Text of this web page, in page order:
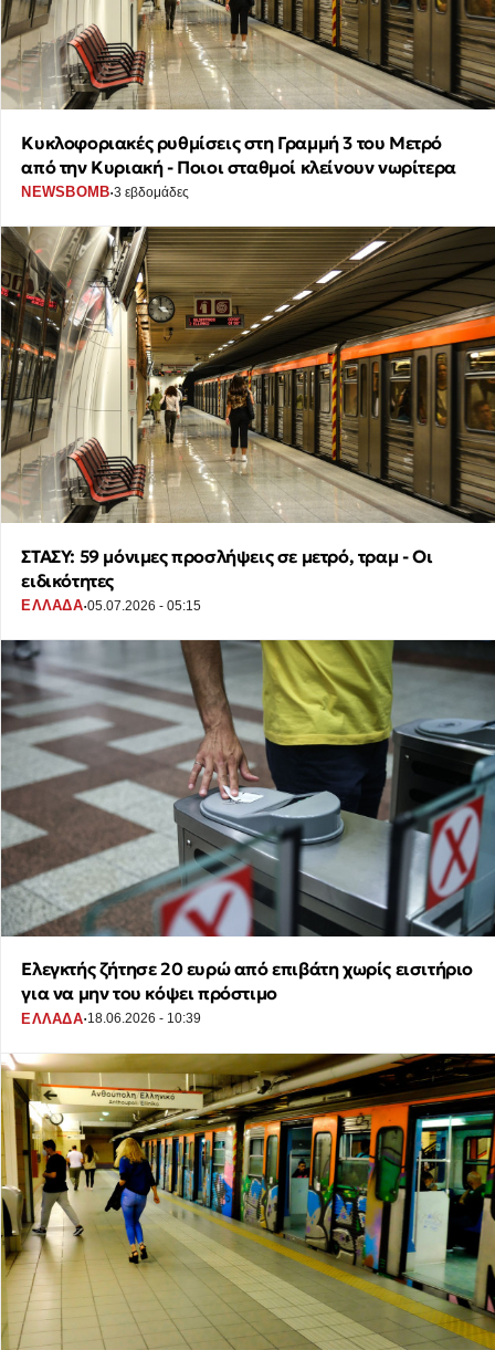
Κυκλοφοριακές ρυθμίσεις στη Γραμμή 3 του Μετρό
από την Κυριακή - Ποιοι σταθμοί κλείνουν νωρίτερα
NEWSBOMB·3 εβδομάδες
ΣΤΑΣΥ: 59 μόνιμες προσλήψεις σε μετρό, τραμ - Οι
ειδικότητες
ΕΛΛΑΔΑ·05.07.2026 - 05:15
Ελεγκτής ζήτησε 20 ευρώ από επιβάτη χωρίς εισιτήριο
για να μην του κόψει πρόστιμο
ΕΛΛΑΔΑ·18.06.2026 - 10:39